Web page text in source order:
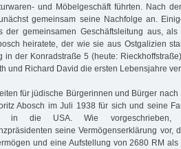
und Möbelgeschäft führten. Nach
gemeinsam seine Nachfolge an.
der gemeinsamen Geschäftsleitung aus,
heiratete, der wie sie aus Ostgalizien
in der Konradstraße 5 (heute:
und Richard David die ersten Lebensjahre
für jüdische Bürgerinnen und Bürger nach
Abosch im Juli 1938 für sich und seine
in die USA. Wie
seine Vermögenserklärung vor,
und eine Aufstellung von 2680 RM